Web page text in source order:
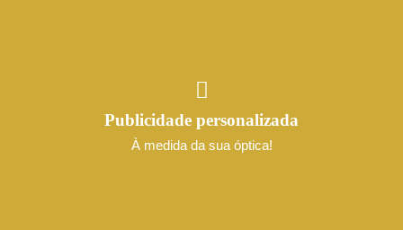
Publicidade personalizada
À medida da sua óptica!